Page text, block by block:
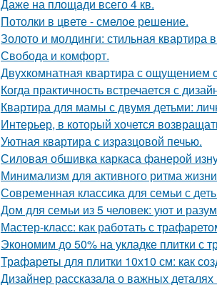
Даже на площади всего 4 кв.
Потолки в цвете - смелое решение.
Золото и молдинги: стильная квартира
Свобода и комфорт.
Двухкомнатная квартира с ощущением
Когда практичность встречается с
Квартира для мамы с двумя детьми:
Интерьер, в который хочется
Уютная квартира с изразцовой печью.
Силовая обшивка каркаса фанерой
Минимализм для активного ритма
Современная классика для семьи с
Дом для семьи из 5 человек: уют и
Мастер-класс: как работать с
Экономим до 50% на укладке плитки с
Трафареты для плитки 10х10 см: как
Дизайнер рассказала о важных